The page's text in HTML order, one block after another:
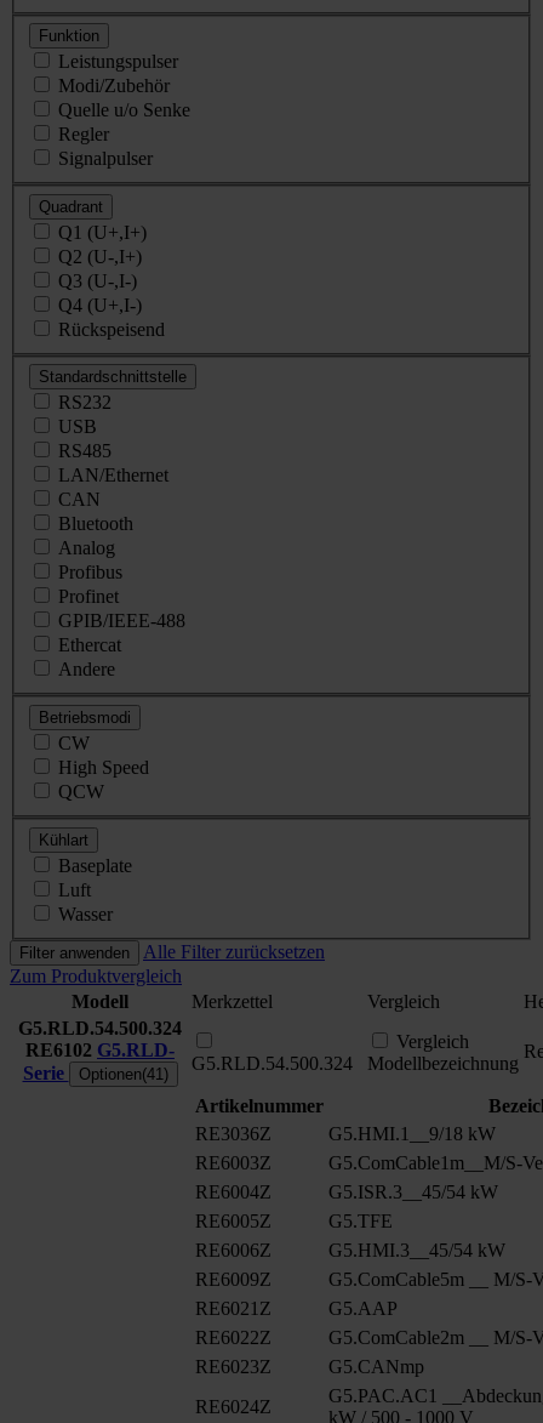
Funktion
Leistungspulser
Modi/Zubehör
Quelle u/o Senke
Regler
Signalpulser
Quadrant
Q1 (U+,I+)
Q2 (U-,I+)
Q3 (U-,I-)
Q4 (U+,I-)
Rückspeisend
Standardschnittstelle
RS232
USB
RS485
LAN/Ethernet
CAN
Bluetooth
Analog
Profibus
Profinet
GPIB/IEEE-488
Ethercat
Andere
Betriebsmodi
CW
High Speed
QCW
Kühlart
Baseplate
Luft
Wasser
Filter anwenden
Alle Filter zurücksetzen
Zum Produktvergleich
Modell
Merkzettel Vergleich
G5.RLD.54.500.324
RE6102 G5.RLD-
Serie
Optionen(41)
G5.RLD.54.500.324
Vergleich
Modellbezeichnung
Artikelnummer
RE3036Z
G5.HMI.1__9/18 kW
RE6003Z
G5.ComCable1m__M/S-
RE6004Z
G5.ISR.3__45/54 kW
RE6005Z
G5.TFE
RE6006Z
G5.HMI.3__45/54 kW
RE6009Z
G5.ComCable5m __ M/S-
RE6021Z
G5.AAP
RE6022Z
G5.ComCable2m __ M/S-
RE6023Z
G5.CANmp
RE6024Z
G5.PAC.AC1
kW / 500 - 1000 V